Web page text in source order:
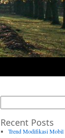
Recent Posts
Trend Modifikasi Mobil